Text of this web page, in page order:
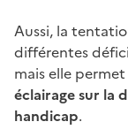
Aussi, la
différentes
mais elle
éclairage sur la
handicap.